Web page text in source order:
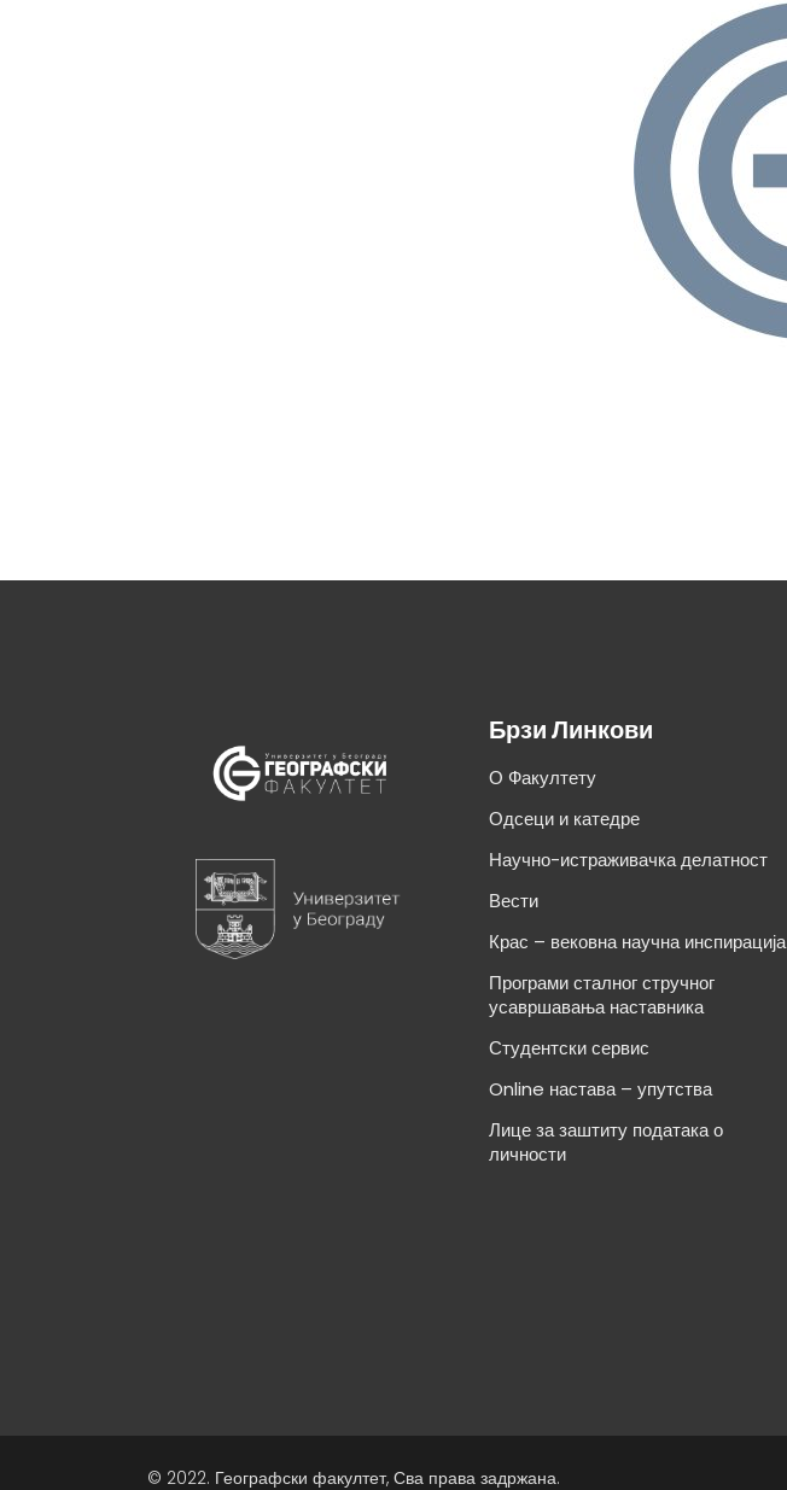
Брзи Линкови
О Факултету
Одсеци и катедре
Научно-истраживачка делатност
Вести
Крас – вековна научна инспирација
Програми сталног стручног
усавршавања наставника
Студентски сервис
Online настава – упутства
Лице за заштиту података о
личности
© 2022. Географски факултет, Сва права задржана.